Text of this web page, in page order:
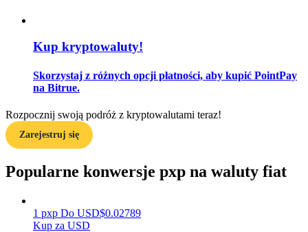
Zarabiać
Kup kryptowaluty!
Skorzystaj z różnych opcji płatności, aby kupić PointPay
na Bitrue.
Rozpocznij swoją podróż z kryptowalutami teraz!
Zarejestruj się
Popularne konwersje pxp na waluty fiat
1 pxp Do USD$0.02789
Kup za USD